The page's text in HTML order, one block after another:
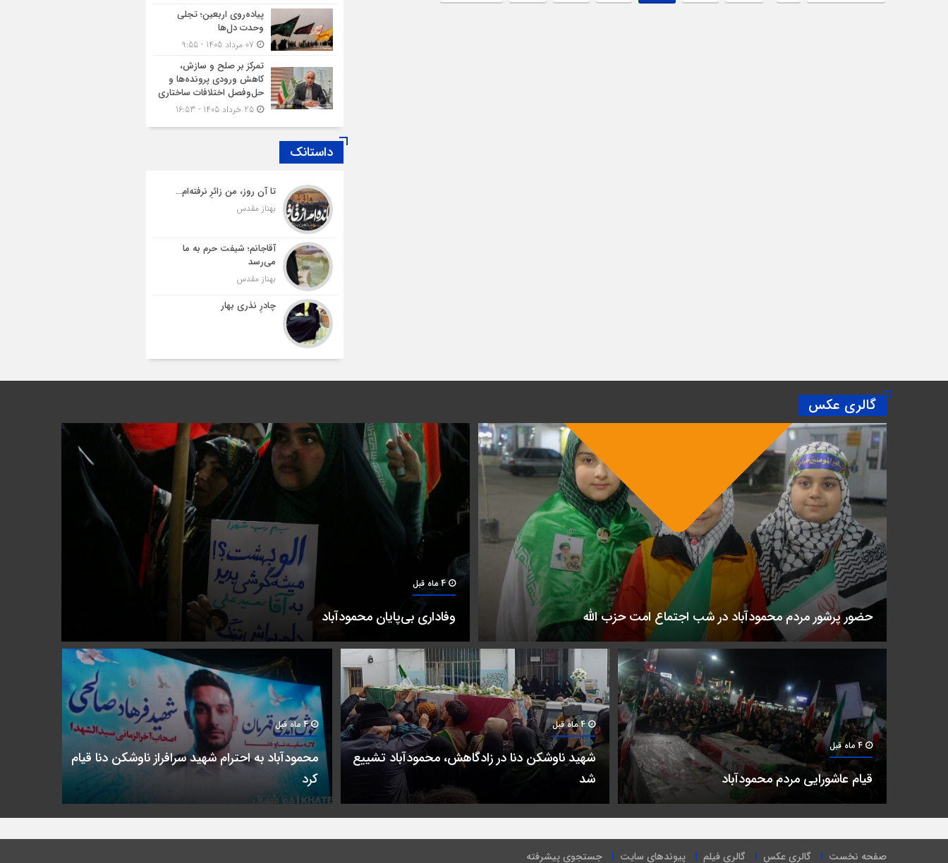
پیاده‌روی اربعین؛ تجلی
وحدت دل‌ها
تمرکز بر صلح و سازش،
کاهش ورودی پرونده‌ها و
حل‌وفصل اختلافات ساختاری
داستانک
تا آن روز، من زائرِ نرفته‌ام…
بهناز مقدس
آقاجانم؛ شیفت حرم به ما
می‌رسد
بهناز مقدس
چادرِ نذری بهار
گالری عکس
حضور پرشور مردم محمودآباد در شب اجتماع امت حزب الله
4 ماه قبل
وفاداری بی‌پایان محمودآباد
4 ماه قبل
قیام عاشورایی مردم محمودآباد
4 ماه قبل
شهید ناوشکن دنا در زادگاهش، محمودآباد تشییع
شد
4 ماه قبل
محمودآباد به احترام شهید سرافراز ناوشکن دنا قیام
کرد
صفحه نخست گالری عکس گالری فیلم پیوندهای سایت جستجوی پیشرفته